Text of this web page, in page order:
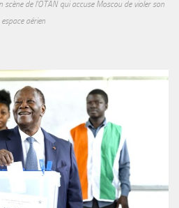
scène de l'OTAN qui accuse Moscou de violer son
espace aérien